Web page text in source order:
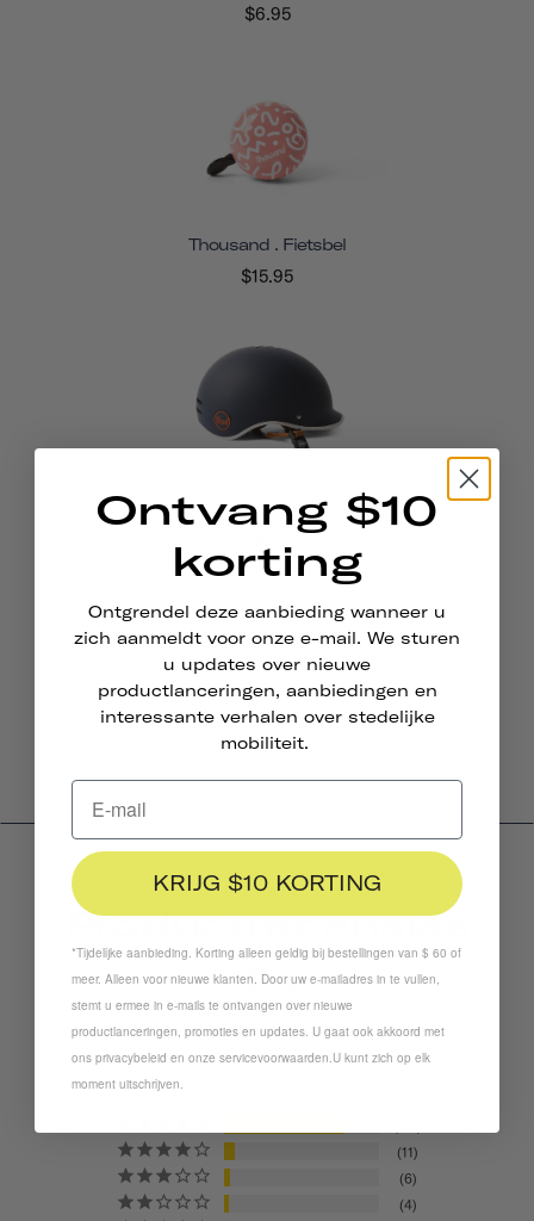
$6.95
Thousand . Fietsbel
$15.95
Heritage 1.0 Fiets- En Skatehelm
Productrecensies
4.4
BASED ON 155 REVIEWS
11
6
4
Ontvang $10
korting
Ontgrendel deze aanbieding wanneer u
zich aanmeldt voor onze e-mail. We sturen
u updates over nieuwe
productlanceringen, aanbiedingen en
interessante verhalen over stedelijke
mobiliteit.
KRIJG $10 KORTING
*Tijdelijke aanbieding. Korting alleen geldig bij bestellingen van $ 60 of
meer. Alleen voor nieuwe klanten. Door uw e-mailadres in te vullen,
stemt u ermee in e-mails te ontvangen over nieuwe
productlanceringen, promoties en updates. U gaat ook akkoord met
ons privacybeleid en onze servicevoorwaarden U kunt zich op elk
moment uitschrijven.